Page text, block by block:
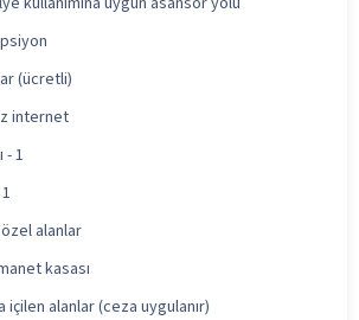
(ücretli)
internet
- 1
alanlar
kasası
alanlar (ceza uygulanır)